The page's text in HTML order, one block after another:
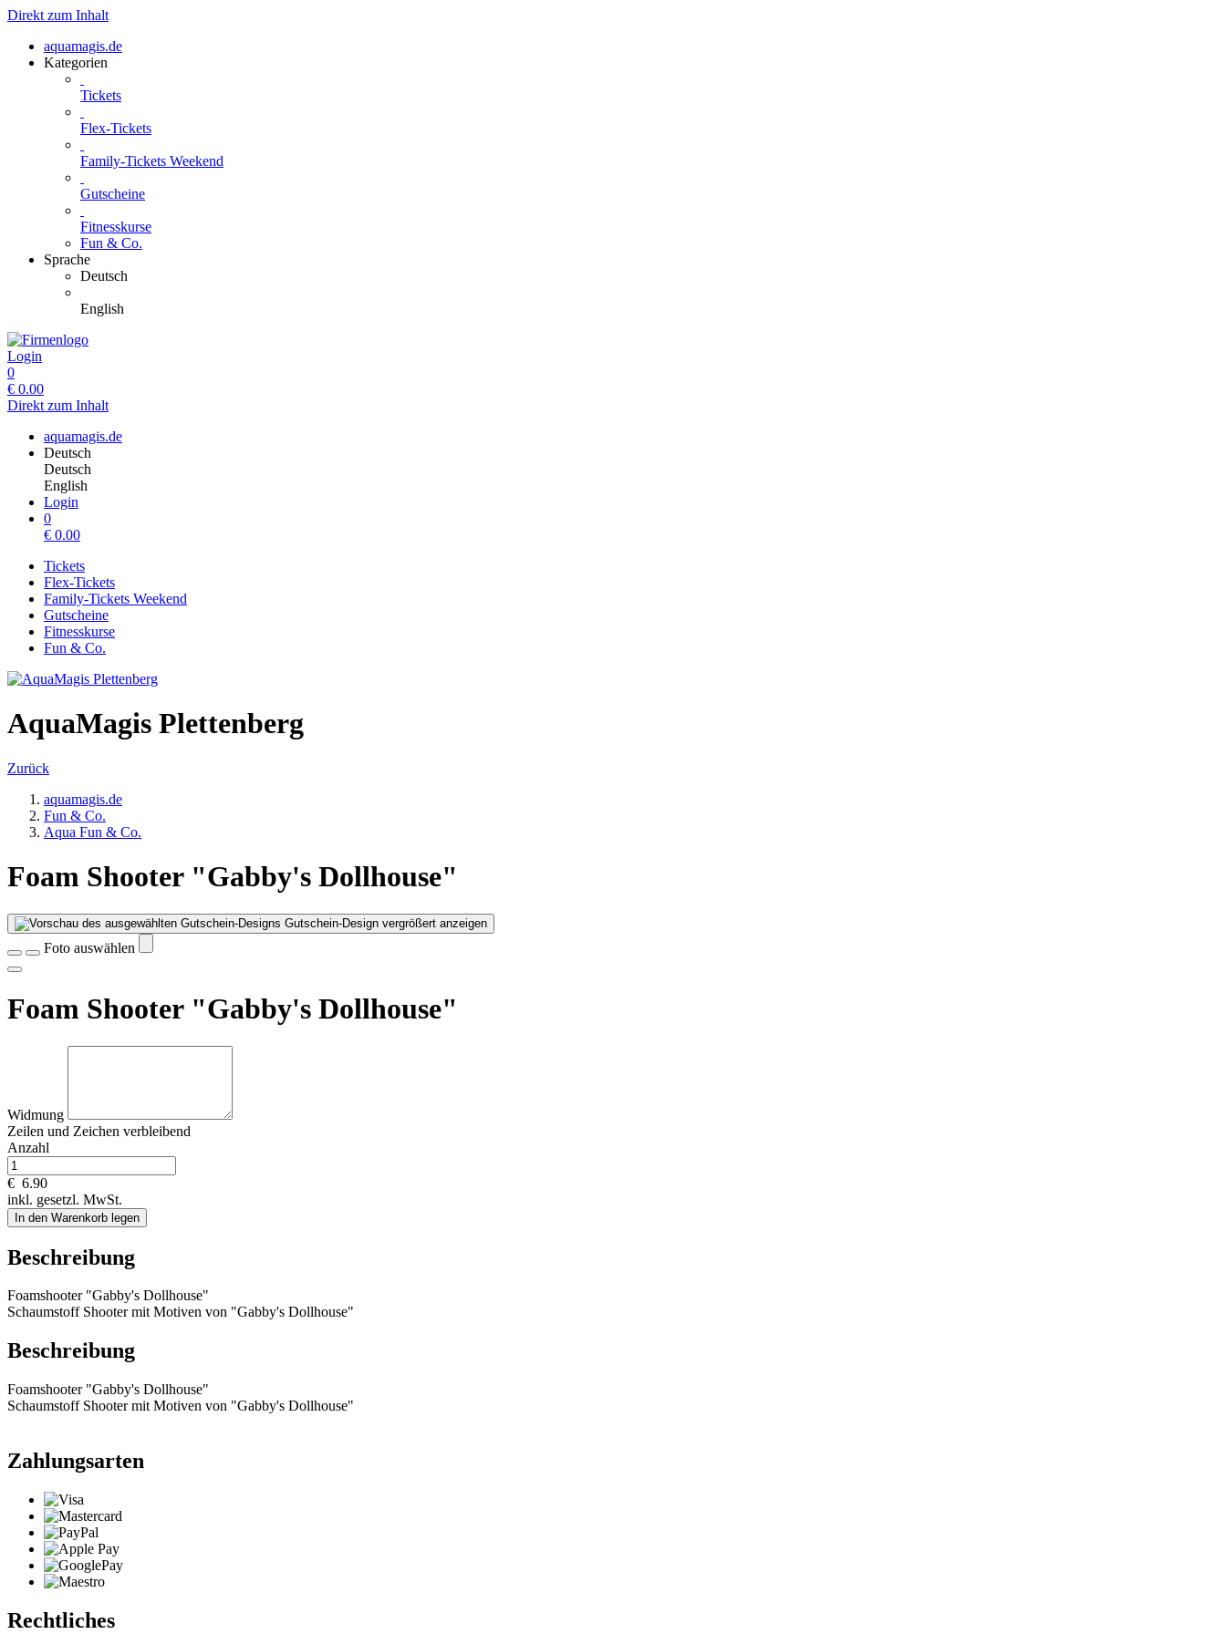
Direkt zum Inhalt
aquamagis.de
Kategorien
Tickets
Flex-Tickets
Family-Tickets Weekend
Gutscheine
Fitnesskurse
Fun & Co.
Sprache
Deutsch
English
Login
0
€ 0.00
Direkt zum Inhalt
aquamagis.de
Deutsch
Deutsch
English
Login
0
€ 0.00
Tickets
Flex-Tickets
Family-Tickets Weekend
Gutscheine
Fitnesskurse
Fun & Co.
AquaMagis Plettenberg
Zurück
aquamagis.de
Fun & Co.
Aqua Fun & Co.
Foam Shooter "Gabby's Dollhouse"
Gutschein-Design vergrößert anzeigen
Foto auswählen
Foam Shooter "Gabby's Dollhouse"
Widmung
Zeilen und Zeichen verbleibend
Anzahl
€ 6.90
inkl. gesetzl. MwSt.
In den Warenkorb legen
Beschreibung
Foamshooter "Gabby's Dollhouse"
Schaumstoff Shooter mit Motiven von "Gabby's Dollhouse"
Beschreibung
Foamshooter "Gabby's Dollhouse"
Schaumstoff Shooter mit Motiven von "Gabby's Dollhouse"
Zahlungsarten
Rechtliches